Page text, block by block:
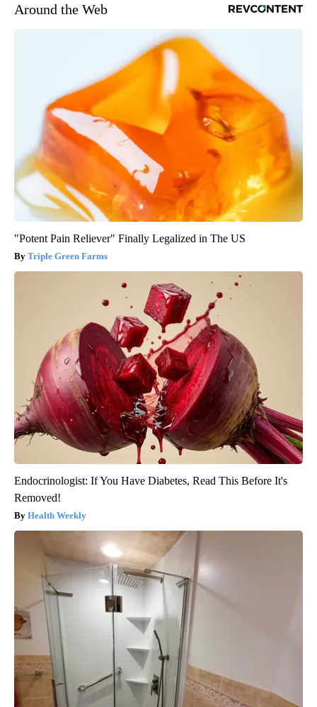
Around the Web
"Potent Pain Reliever" Finally Legalized in The US
Triple Green Farms
Endocrinologist: If You Have Diabetes, Read This Before It's
Removed!
Health Weekly